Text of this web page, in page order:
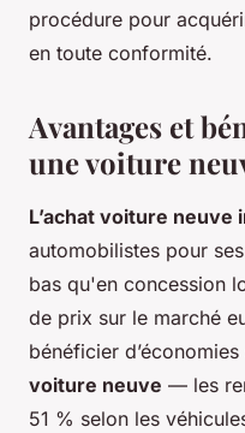
procédure pour
en toute conformité.
Avantages et
une voiture
L’achat voiture neuve
automobilistes pour
bas qu'en concession
de prix sur le marché
bénéficier
voiture neuve — les
51 % selon les